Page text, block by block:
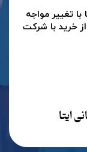
ایتا
تغییر مواجه
خرید با شرکت